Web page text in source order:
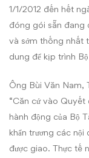
1/1/2012 đến hết
đóng gói sẵn đang
và sớm thống nhất
dung để kịp trình
Ông Bùi Văn Nam,
“Căn cứ vào
hành động của Bộ
khẩn trương các
được giao. Thực tế